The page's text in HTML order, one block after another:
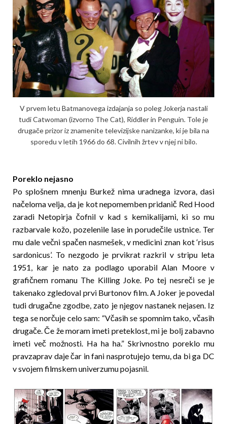
V prvem letu Batmanovega izdajanja so poleg Jokerja nastali
tudi Catwoman (izvorno The Cat), Riddler in Penguin. Tole je
drugače prizor iz znamenite televizijske nanizanke, ki je bila na
sporedu v letih 1966 do 68. Civilnih žrtev v njej ni bilo.
Poreklo nejasno
Po splošnem mnenju Burkež nima uradnega izvora, dasi
načeloma velja, da je kot nepomemben pridanič Red Hood
zaradi Netopirja čofnil v kad s kemikalijami, ki so mu
razbarvale kožo, pozelenile lase in porudečile ustnice. Ter
mu dale večni spačen nasmešek, v medicini znan kot ‘risus
sardonicus’. To nezgodo je prvikrat razkril v stripu leta
1951, kar je nato za podlago uporabil Alan Moore v
grafičnem romanu The Killing Joke. Po tej nesreči se je
takenako zgledoval prvi Burtonov film. A Joker je povedal
tudi drugačne zgodbe, zato je njegov nastanek nejasen. Iz
tega se norčuje celo sam: “Včasih se spomnim tako, včasih
drugače. Če že moram imeti preteklost, mi je bolj zabavno
imeti več možnosti. Ha ha ha.” Skrivnostno poreklo mu
pravzaprav daje čar in fani nasprotujejo temu, da bi ga DC
v svojem filmskem univerzumu pojasnil.